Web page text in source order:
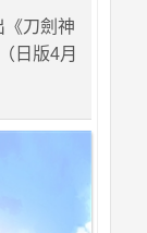
《刀劍神
日版4月